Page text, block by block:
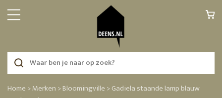
Home >Merken >Bloomingville >Gadiela staande lamp blauw